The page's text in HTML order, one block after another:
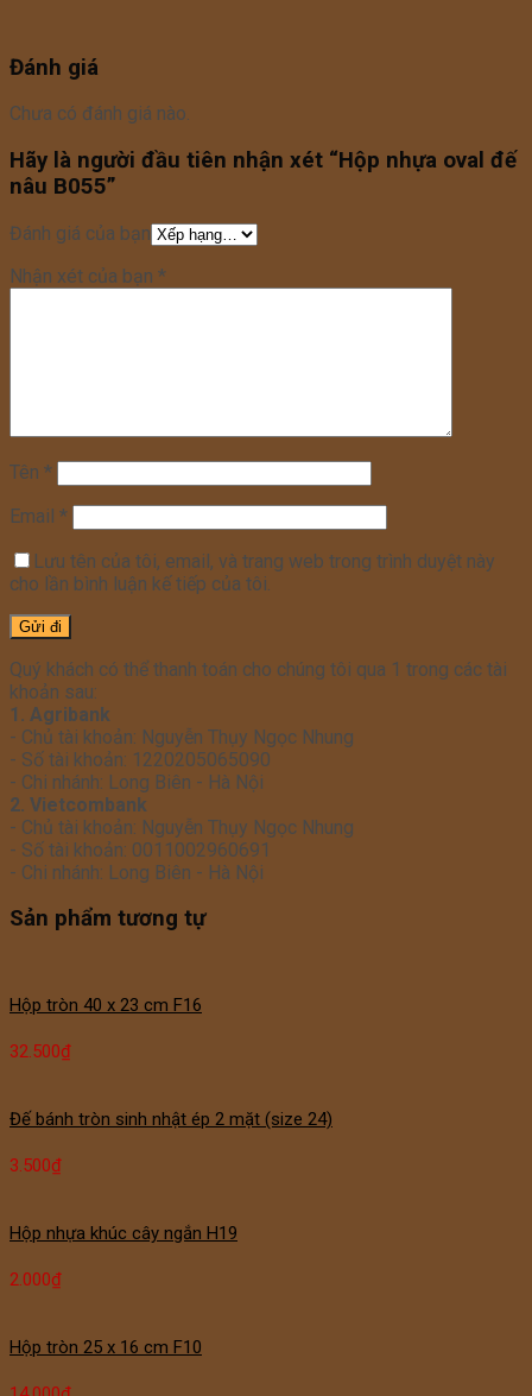
Đánh giá
Chưa có đánh giá nào.
Hãy là người đầu tiên nhận xét “Hộp nhựa oval đế
nâu B055”
Đánh giá của bạn
Nhận xét của bạn *
Tên *
Email *
Lưu tên của tôi, email, và trang web trong trình duyệt này
cho lần bình luận kế tiếp của tôi.
Quý khách có thể thanh toán cho chúng tôi qua 1 trong các tài
khoản sau:
1. Agribank
- Chủ tài khoản: Nguyễn Thụy Ngọc Nhung
- Số tài khoản: 1220205065090
- Chi nhánh: Long Biên - Hà Nội
2. Vietcombank
- Chủ tài khoản: Nguyễn Thụy Ngọc Nhung
- Số tài khoản: 0011002960691
- Chi nhánh: Long Biên - Hà Nội
Sản phẩm tương tự
Hộp tròn 40 x 23 cm F16
32.500₫
Đế bánh tròn sinh nhật ép 2 mặt (size 24)
3.500₫
Hộp nhựa khúc cây ngắn H19
2.000₫
Hộp tròn 25 x 16 cm F10